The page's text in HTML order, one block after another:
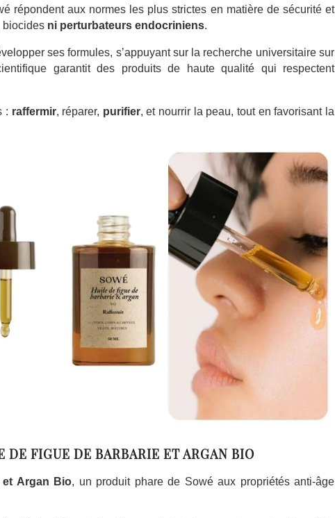
répondent aux normes les plus strictes en matière de sécurité et
biocides ni perturbateurs endocriniens.
ses formules, s’appuyant sur la recherche universitaire sur
garantit des produits de haute qualité qui respectent
: raffermir, réparer, purifier, et nourrir la peau, tout en favorisant la
DE FIGUE DE BARBARIE ET ARGAN BIO
et Argan Bio, un produit phare de Sowé aux propriétés anti-âge